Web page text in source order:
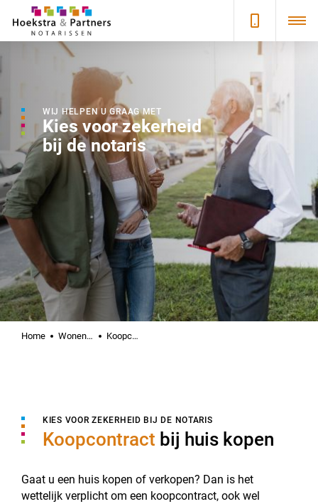
WIJ HELPEN U GRAAG MET
Kies voor zekerheid
bij de notaris
Home Wonen & hypotheek Koopcontract
KIES VOOR ZEKERHEID BIJ DE NOTARIS
Koopcontract bij huis kopen
Gaat u een huis kopen of verkopen? Dan is het
wettelijk verplicht om een koopcontract, ook wel